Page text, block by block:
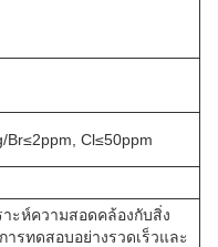
Br≤2ppm, Cl≤50ppm
าะห์ความสอดคล้องกับสิ่ง
ารทดสอบอย่างรวดเร็วและ